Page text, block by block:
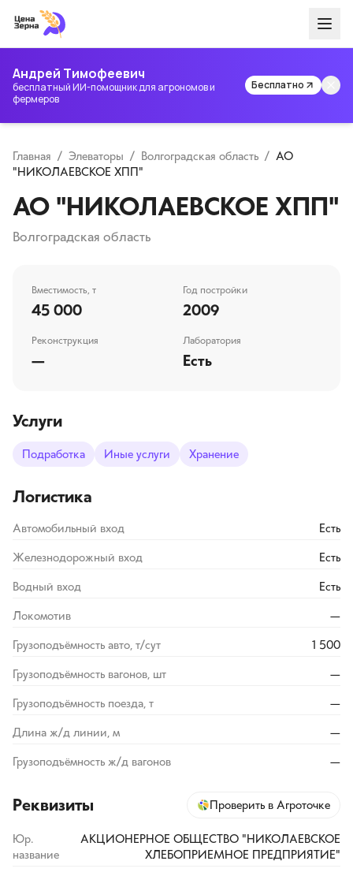
Андрей Тимофеевич
бесплатный ИИ-помощник для агрономов и
фермеров
Бесплатно
Главная / Элеваторы / Волгоградская область / АО
"НИКОЛАЕВСКОЕ ХПП"
АО "НИКОЛАЕВСКОЕ ХПП"
Волгоградская область
Вместимость, т
45 000
Год постройки
2009
Реконструкция
—
Лаборатория
Есть
Услуги
Подработка Иные услуги Хранение
Логистика
Автомобильный вход Есть
Железнодорожный вход Есть
Водный вход Есть
Локомотив —
Грузоподъёмность авто, т/сут 1 500
Грузоподъёмность вагонов, шт —
Грузоподъёмность поезда, т —
Длина ж/д линии, м —
Грузоподъёмность ж/д вагонов —
Реквизиты Проверить в Агроточке
Юр.
название
АКЦИОНЕРНОЕ ОБЩЕСТВО "НИКОЛАЕВСКОЕ
ХЛЕБОПРИЕМНОЕ ПРЕДПРИЯТИЕ"